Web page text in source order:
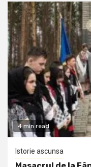
4 min read
Istorie ascunsa